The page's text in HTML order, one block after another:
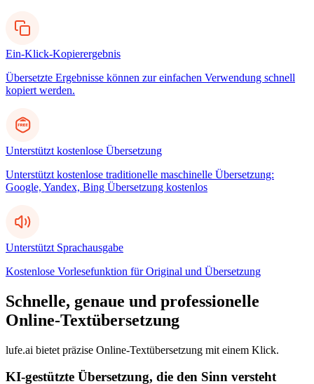
Ein-Klick-Kopierergebnis
Übersetzte Ergebnisse können zur einfachen Verwendung schnell
kopiert werden.
Unterstützt kostenlose Übersetzung
Unterstützt kostenlose traditionelle maschinelle Übersetzung:
Google, Yandex, Bing Übersetzung kostenlos
Unterstützt Sprachausgabe
Kostenlose Vorlesefunktion für Original und Übersetzung
Schnelle, genaue und professionelle
Online-Textübersetzung
lufe.ai bietet präzise Online-Textübersetzung mit einem Klick.
KI-gestützte Übersetzung, die den Sinn versteht